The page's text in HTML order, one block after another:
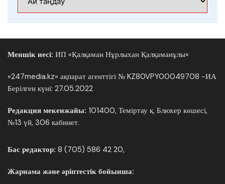
Меншік иесі: ИП «Қалқаман Нұрлыхан Қалқаманұлы»
«247media.kz» ақпарат агенттігі № KZ80VPY00049708 -ИА
Берілген күні: 27.05.2022
Редакция мекенжайы: 101400, Теміртау қ. Блюхер көшесі,
№13 үй, 306 кабинет.
Бас редактор: 8 (705) 586 42 20,
Жарнама және әріптестік бойынша: